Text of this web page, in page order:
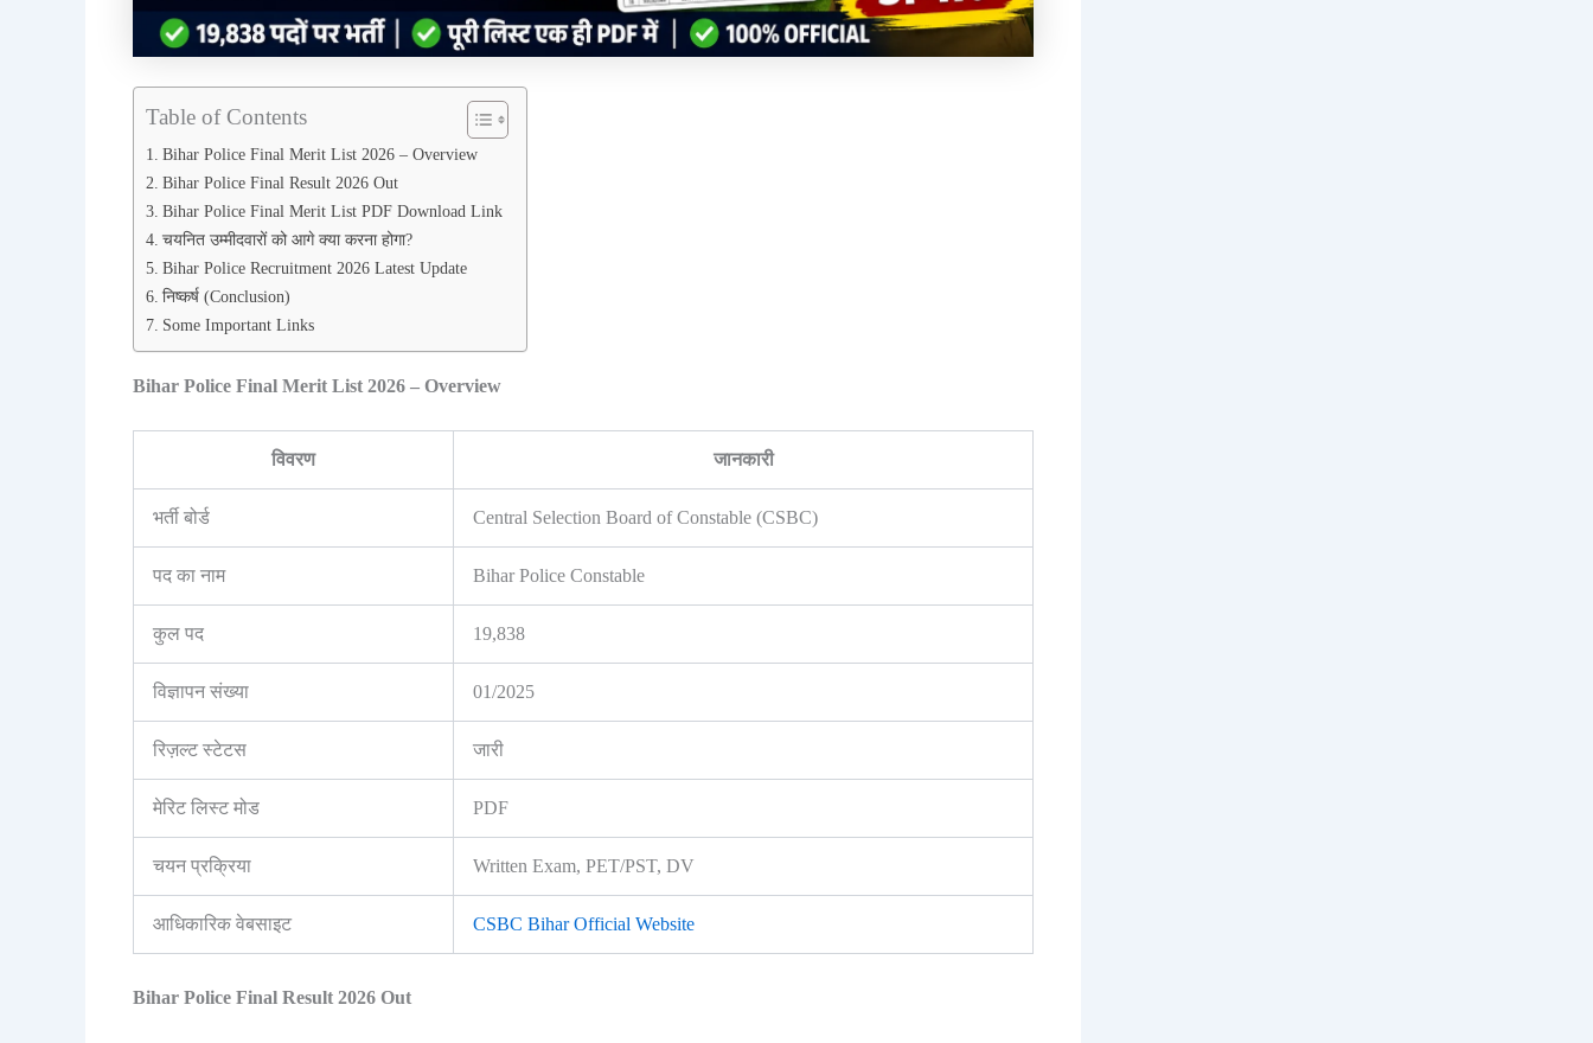
Table of Contents
Bihar Police Final Merit List 2026 – Overview
Bihar Police Final Result 2026 Out
Bihar Police Final Merit List PDF Download Link
चयनित उम्मीदवारों को आगे क्या करना होगा?
Bihar Police Recruitment 2026 Latest Update
निष्कर्ष (Conclusion)
Some Important Links
Bihar Police Final Merit List 2026 – Overview
विवरण जानकारी
भर्ती बोर्ड Central Selection Board of Constable (CSBC)
पद का नाम Bihar Police Constable
कुल पद 19,838
विज्ञापन संख्या 01/2025
रिज़ल्ट स्टेटस जारी
मेरिट लिस्ट मोड PDF
चयन प्रक्रिया Written Exam, PET/PST, DV
आधिकारिक वेबसाइट CSBC Bihar Official Website
Bihar Police Final Result 2026 Out